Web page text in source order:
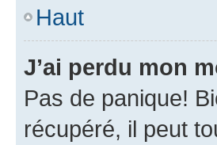
Haut
J’ai perdu mon
Pas de panique!
récupéré, il peut